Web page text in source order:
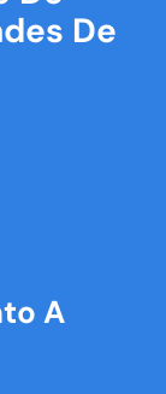
De
A